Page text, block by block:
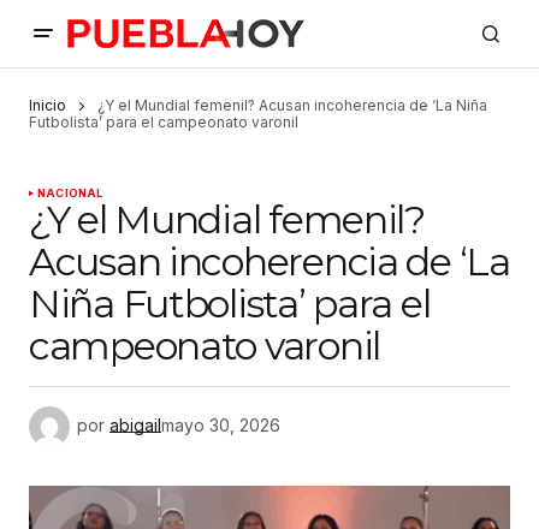
Inicio
¿Y el Mundial femenil? Acusan incoherencia de ‘La Niña
Futbolista’ para el campeonato varonil
NACIONAL
¿Y el Mundial femenil?
Acusan incoherencia de ‘La
Niña Futbolista’ para el
campeonato varonil
por abigailmayo 30, 2026